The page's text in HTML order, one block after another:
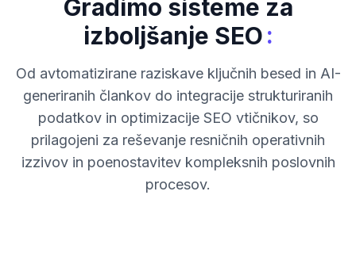
Gradimo sisteme za
izboljšanje SEO:
Od avtomatizirane raziskave ključnih besed in AI-
generiranih člankov do integracije strukturiranih
podatkov in optimizacije SEO vtičnikov, so
prilagojeni za reševanje resničnih operativnih
izzivov in poenostavitev kompleksnih poslovnih
procesov.